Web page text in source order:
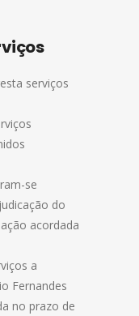
serviços
se
do
acordada
a
Fernandes
no prazo de